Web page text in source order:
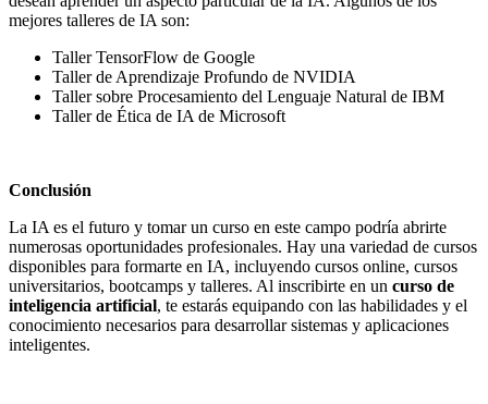
mejores talleres de IA son:
Taller TensorFlow de Google
Taller de Aprendizaje Profundo de NVIDIA
Taller sobre Procesamiento del Lenguaje Natural de IBM
Taller de Ética de IA de Microsoft
Conclusión
La IA es el futuro y tomar un curso en este campo podría abrirte
numerosas oportunidades profesionales. Hay una variedad de cursos
disponibles para formarte en IA, incluyendo cursos online, cursos
universitarios, bootcamps y talleres. Al inscribirte en un curso de
inteligencia artificial, te estarás equipando con las habilidades y el
conocimiento necesarios para desarrollar sistemas y aplicaciones
inteligentes.